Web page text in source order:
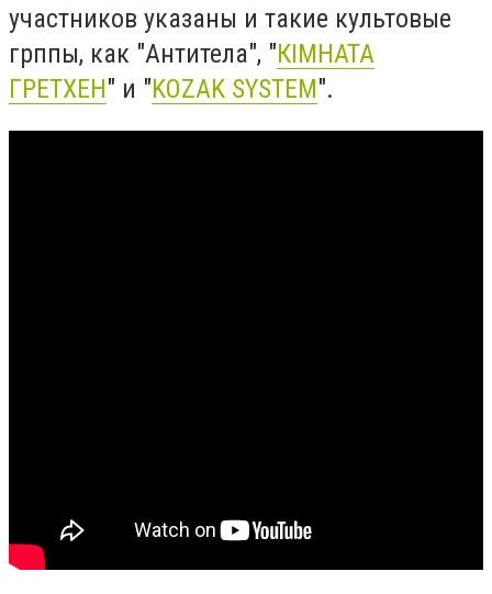
участников указаны и такие культовые
грппы, как "Антитела", "КІМНАТА
ГРЕТХЕН" и "KOZAK SYSTEM".